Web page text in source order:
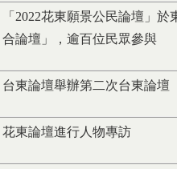
「2022花東願景公民論壇」
合論壇」，逾百位民眾參與
台東論壇舉辦第二次台東論壇
花東論壇進行人物專訪